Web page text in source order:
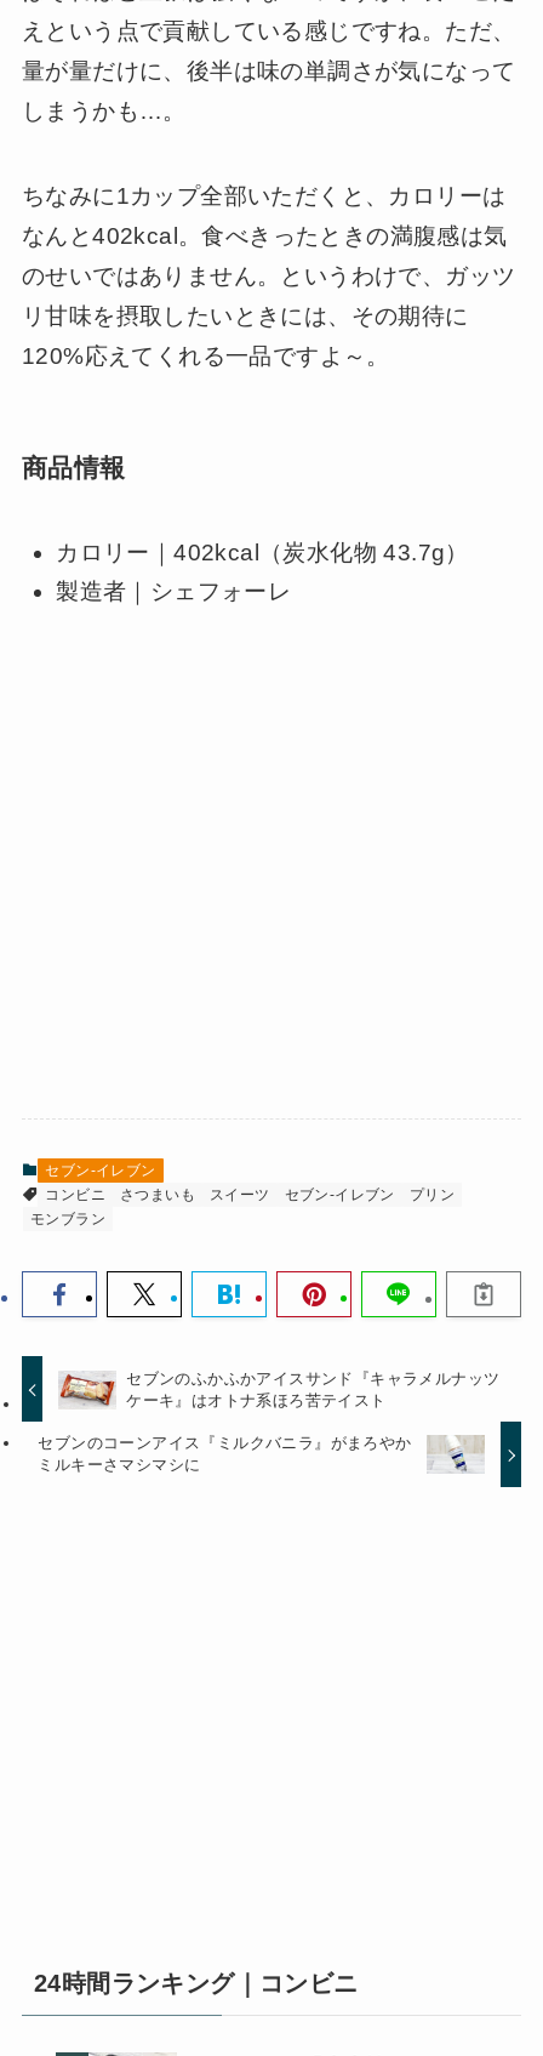
えという点で貢献している感じですね。ただ、
量が量だけに、後半は味の単調さが気になって
しまうかも…。
ちなみに1カップ全部いただくと、カロリーは
なんと402kcal。食べきったときの満腹感は気
のせいではありません。というわけで、ガッツ
リ甘味を摂取したいときには、その期待に
120%応えてくれる一品ですよ～。
商品情報
カロリー｜402kcal（炭水化物 43.7g）
製造者｜シェフォーレ
セブン-イレブン
コンビニ
さつまいも スイーツ セブン-イレブン
プリン
モンブラン
セブンのふかふかアイスサンド『キャラメルナッツ
ケーキ』はオトナ系ほろ苦テイスト
セブンのコーンアイス『ミルクバニラ』がまろやか
ミルキーさマシマシに
24時間ランキング｜コンビニ